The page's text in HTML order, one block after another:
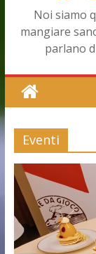
Noi siamo
mangiare
parlano
Eventi